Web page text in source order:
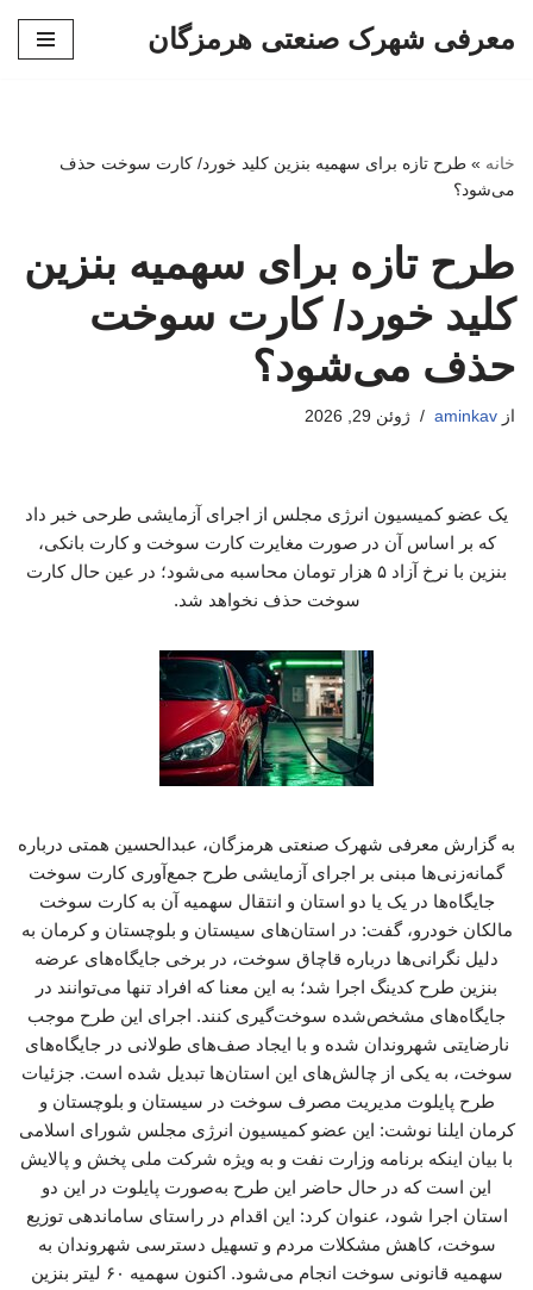
معرفی شهرک صنعتی هرمزگان
خانه » طرح تازه برای سهمیه بنزین کلید خورد/ کارت سوخت حذف
می‌شود؟
طرح تازه برای سهمیه بنزین
کلید خورد/ کارت سوخت
حذف می‌شود؟
از aminkav ژوئن 29, 2026
یک عضو کمیسیون انرژی مجلس از اجرای آزمایشی طرحی خبر داد
که بر اساس آن در صورت مغایرت کارت سوخت و کارت بانکی،
بنزین با نرخ آزاد ۵ هزار تومان محاسبه می‌شود؛ در عین حال کارت
سوخت حذف نخواهد شد.
به گزارش معرفی شهرک صنعتی هرمزگان، عبدالحسین همتی درباره
گمانه‌زنی‌ها مبنی بر اجرای آزمایشی طرح جمع‌آوری کارت سوخت
جایگاه‌ها در یک یا دو استان و انتقال سهمیه آن به کارت سوخت
مالکان خودرو، گفت: در استان‌های سیستان و بلوچستان و کرمان به
دلیل نگرانی‌ها درباره قاچاق سوخت، در برخی جایگاه‌های عرضه
بنزین طرح کدینگ اجرا شد؛ به این معنا که افراد تنها می‌توانند در
جایگاه‌های مشخص‌شده سوخت‌گیری کنند. اجرای این طرح موجب
نارضایتی شهروندان شده و با ایجاد صف‌های طولانی در جایگاه‌های
سوخت، به یکی از چالش‌های این استان‌ها تبدیل شده است. جزئیات
طرح پایلوت مدیریت مصرف سوخت در سیستان و بلوچستان و
کرمان ایلنا نوشت: این عضو کمیسیون انرژی مجلس شورای اسلامی
با بیان اینکه برنامه وزارت نفت و به ویژه شرکت ملی پخش و پالایش
این است که در حال حاضر این طرح به‌صورت پایلوت در این دو
استان اجرا شود، عنوان کرد: این اقدام در راستای ساماندهی توزیع
سوخت، کاهش مشکلات مردم و تسهیل دسترسی شهروندان به
سهمیه قانونی سوخت انجام می‌شود. اکنون سهمیه ۶۰ لیتر بنزین